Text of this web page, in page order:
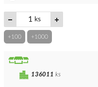
ks
+100 +1000
136011 ks